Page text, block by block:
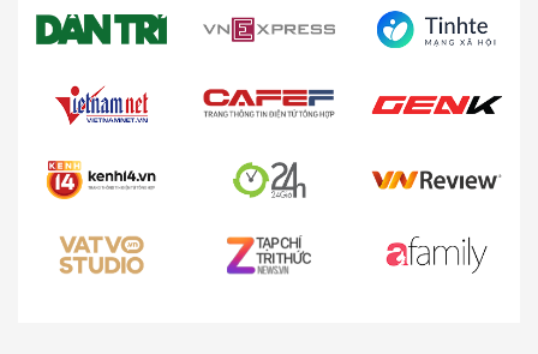
quyết định trong các tựa game FPS, đua xe hay